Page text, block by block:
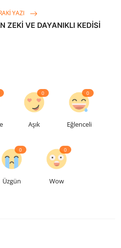
YAZI
ZEKİ VE DAYANIKLI KEDİSİ
Aşık
0
Eğlenceli
0
Üzgün
0
Wow
0